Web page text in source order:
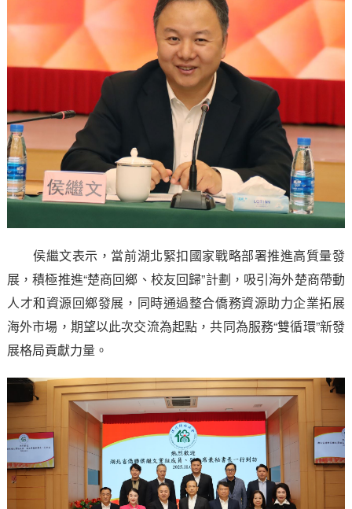
侯繼文表示，當前湖北緊扣國家戰略部署推進高質量發
展，積極推進“楚商回鄉、校友回歸”計劃，吸引海外楚商帶動
人才和資源回鄉發展，同時通過整合僑務資源助力企業拓展
海外市場，期望以此次交流為起點，共同為服務“雙循環”新發
展格局貢獻力量。